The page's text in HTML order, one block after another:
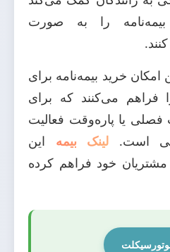
را به صورت
خرید بیمه‌نامه برای
فراهم می‌کنند که برای
فصلی یا پاره‌وقت فعالیت
است. لینک بیمه این
خود فراهم کرده